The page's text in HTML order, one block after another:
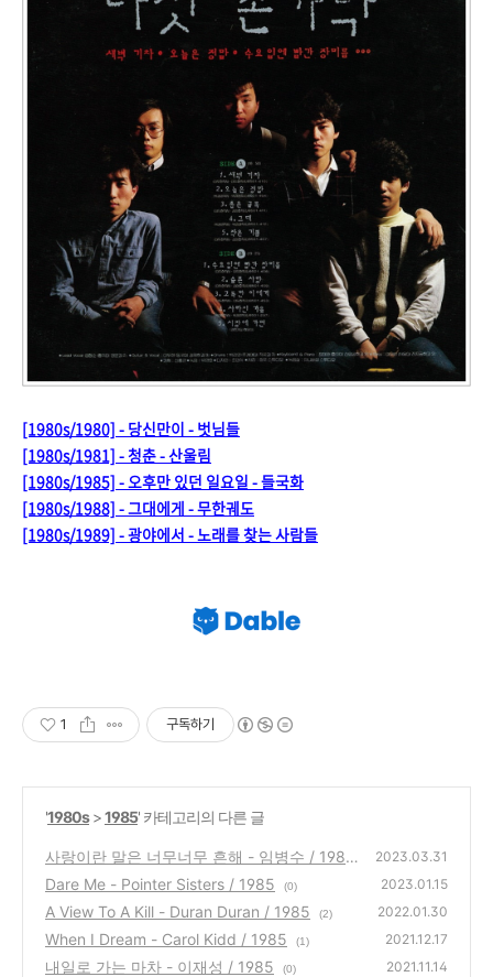
[1980s/1980] - 당신만이 - 벗님들
[1980s/1981] - 청춘 - 산울림
[1980s/1985] - 오후만 있던 일요일 - 들국화
[1980s/1988] - 그대에게 - 무한궤도
[1980s/1989] - 광야에서 - 노래를 찾는 사람들
1 구독하기
'1980s>1985' 카테고리의 다른 글
사랑이란 말은 너무너무 흔해 - 임병수 / 1985
(0)
2023.03.31
Dare Me - Pointer Sisters / 1985 (0) 2023.01.15
A View To A Kill - Duran Duran / 1985 (2) 2022.01.30
When I Dream - Carol Kidd / 1985 (1) 2021.12.17
내일로 가는 마차 - 이재성 / 1985 (0) 2021.11.14